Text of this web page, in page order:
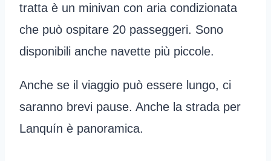
tratta è un minivan con aria condizionata
che può ospitare 20 passeggeri. Sono
disponibili anche navette più piccole.
Anche se il viaggio può essere lungo, ci
saranno brevi pause. Anche la strada per
Lanquín è panoramica.